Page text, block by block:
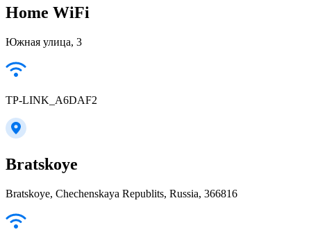
Home WiFi
Южная улица, 3
TP-LINK_A6DAF2
Bratskoye
Bratskoye, Chechenskaya Republits, Russia, 366816